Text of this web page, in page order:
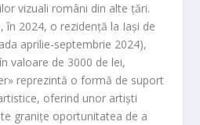
vizuali români din alte țări.
în 2024, o rezidență la Iași de
aprilie-septembrie 2024),
valoare de 3000 de lei,
reprezintă o formă de suport
oferind unor artiști
granițe oportunitatea de a